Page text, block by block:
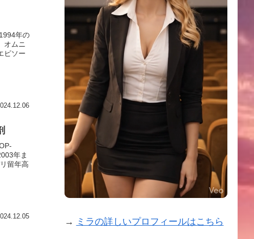
年の
オムニ
ピソー
年ま
留年高
→ ミラの詳しいプロフィールはこちら